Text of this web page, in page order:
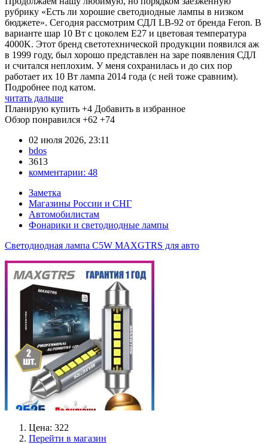
рубрику «Есть ли хорошие светодиодные лампы в низком
бюджете». Сегодня рассмотрим СДЛ LB-92 от бренда Feron. В
варианте шар 10 Вт с цоколем E27 и цветовая температура
4000K. Этот бренд светотехнической продукции появился аж
в 1999 году, был хорошо представлен на заре появления СДЛ
и считался неплохим. У меня сохранилась и до сих пор
работает их 10 Вт лампа 2014 года (с ней тоже сравним).
Подробнее под катом.
читать дальше
Планирую купить +4 Добавить в избранное
Обзор понравился +62 +74
02 июля 2026, 23:11
bdos
3613
комментарии: 48
Заметка
Магазины России и СНГ
Автомобилистам
Фонарики и светодиодные лампы
Светодиодная лампа C5W MAXGTRS для авто
Цена: 322
Перейти в магазин